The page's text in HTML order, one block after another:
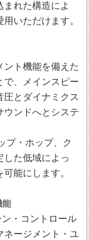
れた構造によ
いただけます。
ント機能を備えた
で、メインスピー
圧とダイナミクス
ウンドへとシステ
プ・ホップ、ク
した低域によっ
能にします。
能
・コントロール
ネージメント・ユ